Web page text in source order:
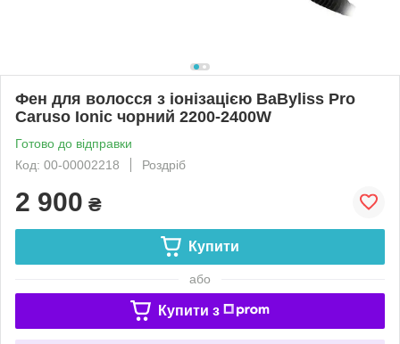
Фен для волосся з іонізацією BaByliss Pro
Caruso Ionic чорний 2200-2400W
Готово до відправки
Код: 00-00002218
Роздріб
2 900 ₴
Купити
або
Купити з